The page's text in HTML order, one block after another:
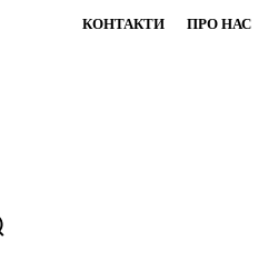
КОНТАКТИ ПРО НАС